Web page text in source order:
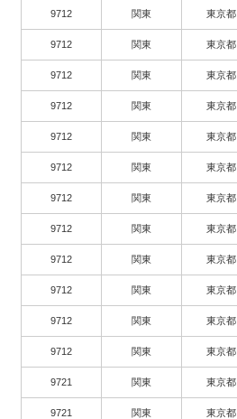
9712 関東 東京都
9712 関東 東京都
9712 関東 東京都
9712 関東 東京都
9712 関東 東京都
9712 関東 東京都
9712 関東 東京都
9712 関東 東京都
9712 関東 東京都
9712 関東 東京都
9712 関東 東京都
9712 関東 東京都
9721 関東 東京都
9721 関東 東京都